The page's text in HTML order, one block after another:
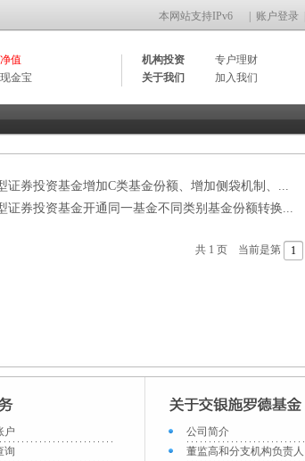
本网站支持IPv6 账户登录
值
金宝
机构投资
专户理财
关于我们
加入我们
证券投资基金增加C类基金份额、增加侧袋机制、...
证券投资基金开通同一基金不同类别基金份额转换...
共 1 页 当前是第
户
询
公司简介
董监高和分支机构负责人